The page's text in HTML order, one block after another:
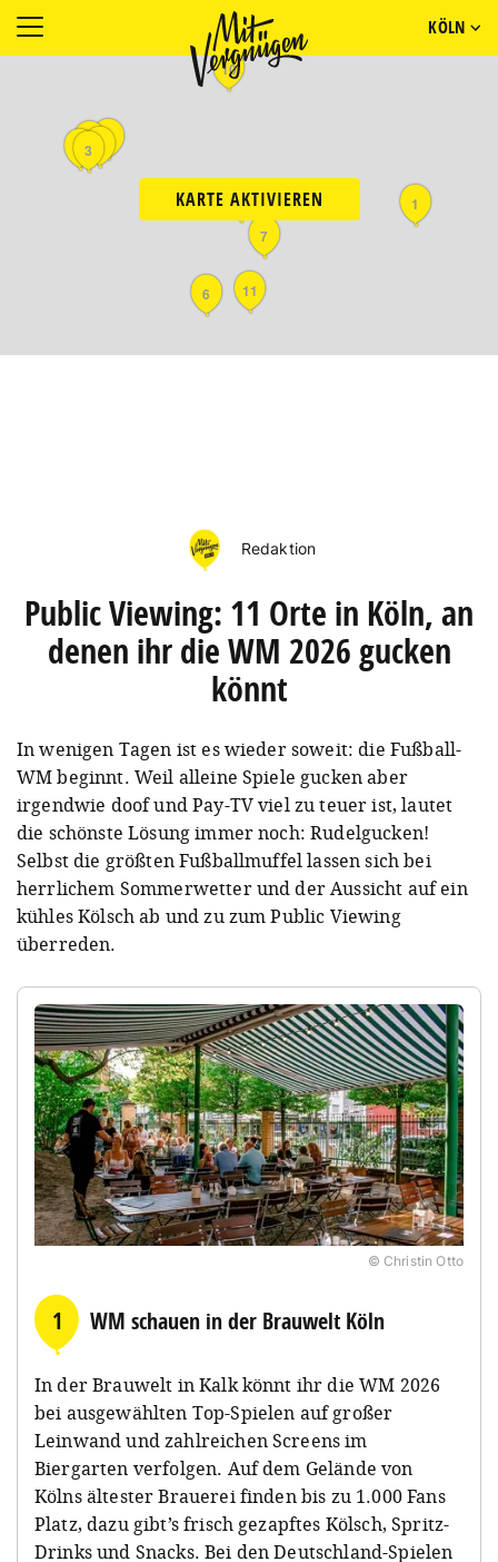
KÖLN
KARTE AKTIVIEREN
11
10
6
9
3
1
4
7
2
Redaktion
Public Viewing: 11 Orte in Köln, an
denen ihr die WM 2026 gucken
könnt
In wenigen Tagen ist es wieder soweit: die Fußball-
WM beginnt. Weil alleine Spiele gucken aber
irgendwie doof und Pay-TV viel zu teuer ist, lautet
die schönste Lösung immer noch: Rudelgucken!
Selbst die größten Fußballmuffel lassen sich bei
herrlichem Sommerwetter und der Aussicht auf ein
kühles Kölsch ab und zu zum Public Viewing
überreden.
© Christin Otto
1 WM schauen in der Brauwelt Köln
In der Brauwelt in Kalk könnt ihr die WM 2026
bei ausgewählten Top-Spielen auf großer
Leinwand und zahlreichen Screens im
Biergarten verfolgen. Auf dem Gelände von
Kölns ältester Brauerei finden bis zu 1.000 Fans
Platz, dazu gibt’s frisch gezapftes Kölsch, Spritz-
Drinks und Snacks. Bei den Deutschland-Spielen